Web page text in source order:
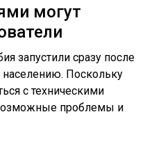
могут
запустили сразу после
Поскольку
с техническими
проблемы и